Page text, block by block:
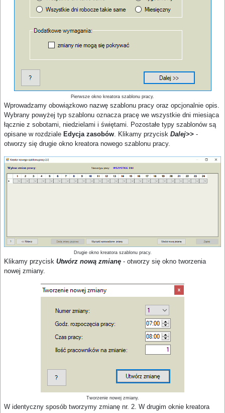
Pierwsze okno kreatora szablonu pracy.
Wprowadzamy obowiązkowo nazwę szablonu pracy oraz opcjonalnie opis.
Wybrany powyżej typ szablonu oznacza pracę we wszystkie dni miesiąca
łącznie z sobotami, niedzielami i świętami. Pozostałe typy szablonów są
opisane w rozdziale Edycja zasobów . Klikamy przycisk Dalej>> -
otworzy się drugie okno kreatora nowego szablonu pracy.
Drugie okno kreatora szablonu pracy.
Klikamy przycisk Utwórz nową zmianę - otworzy się okno tworzenia
nowej zmiany.
Tworzenie nowej zmiany.
W identyczny sposób tworzymy zmianę nr. 2. W drugim oknie kreatora